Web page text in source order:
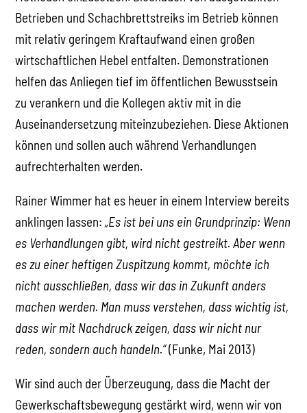
Betrieben und Schachbrettstreiks im Betrieb können
mit relativ geringem Kraftaufwand einen großen
wirtschaftlichen Hebel entfalten. Demonstrationen
helfen das Anliegen tief im öffentlichen Bewusstsein
zu verankern und die Kollegen aktiv mit in die
Auseinandersetzung miteinzubeziehen. Diese Aktionen
können und sollen auch während Verhandlungen
aufrechterhalten werden.
Rainer Wimmer hat es heuer in einem Interview bereits
anklingen lassen:„Es ist bei uns ein Grundprinzip: Wenn
es Verhandlungen gibt, wird nicht gestreikt. Aber wenn
es zu einer heftigen Zuspitzung kommt, möchte ich
nicht ausschließen, dass wir das in Zukunft anders
machen werden. Man muss verstehen, dass wichtig ist,
dass wir mit Nachdruck zeigen, dass wir nicht nur
reden, sondern auch handeln.“(Funke, Mai 2013)
Wir sind auch der Überzeugung, dass die Macht der
Gewerkschaftsbewegung gestärkt wird, wenn wir von